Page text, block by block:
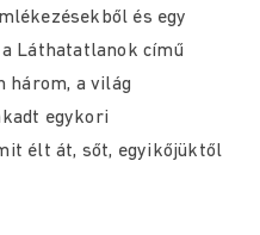
és egy
Láthatatlanok című
három, a világ
egykori
élt át, sőt, egyikőjüktől